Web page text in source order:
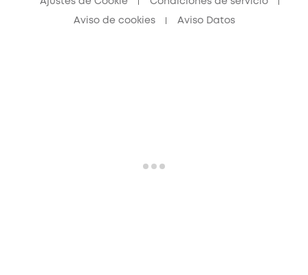
Ajustes de Cookie Condiciones de servicio
Aviso de cookies Aviso Datos